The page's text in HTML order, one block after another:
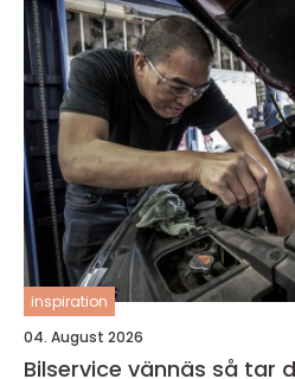
inspiration
04. August 2026
Bilservice vännäs så tar du hand om bilen